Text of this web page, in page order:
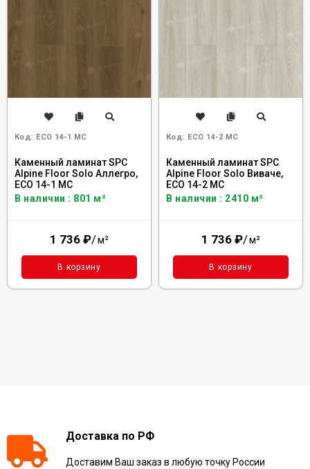
Код: ECO 14-1 MC
Каменный ламинат SPC
Alpine Floor Solo Аллегро,
ЕСО 14-1 MC
В наличии : 801 м²
1 736 ₽/м²
В корзину
Код: ECO 14-2 MC
Каменный ламинат SPC
Alpine Floor Solo Виваче,
ЕСО 14-2 MC
В наличии : 2410 м²
1 736 ₽/м²
В корзину
Доставка по РФ
Доставим Ваш заказ в любую точку России